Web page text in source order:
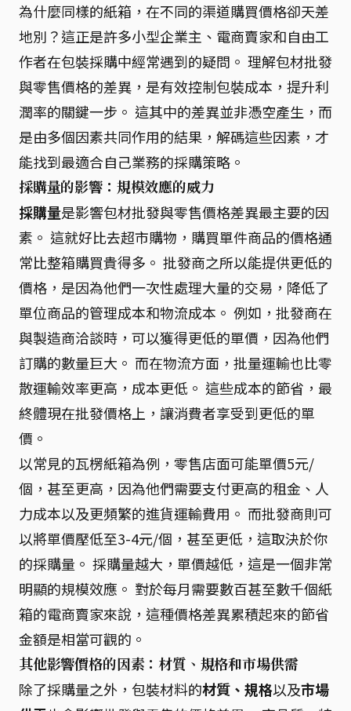
為什麼同樣的紙箱，在不同的渠道購買價格卻天差
地別？這正是許多小型企業主、電商賣家和自由工
作者在包裝採購中經常遇到的疑問。 理解包材批發
與零售價格的差異，是有效控制包裝成本，提升利
潤率的關鍵一步。 這其中的差異並非憑空產生，而
是由多個因素共同作用的結果，解碼這些因素，才
能找到最適合自己業務的採購策略。
採購量的影響：規模效應的威力
採購量是影響包材批發與零售價格差異最主要的因
素。 這就好比去超市購物，購買單件商品的價格通
常比整箱購買貴得多。 批發商之所以能提供更低的
價格，是因為他們一次性處理大量的交易，降低了
單位商品的管理成本和物流成本。 例如，批發商在
與製造商洽談時，可以獲得更低的單價，因為他們
訂購的數量巨大。 而在物流方面，批量運輸也比零
散運輸效率更高，成本更低。 這些成本的節省，最
終體現在批發價格上，讓消費者享受到更低的單
價。
以常見的瓦楞紙箱為例，零售店面可能單價5元/
個，甚至更高，因為他們需要支付更高的租金、人
力成本以及更頻繁的進貨運輸費用。 而批發商則可
以將單價壓低至3-4元/個，甚至更低，這取決於你
的採購量。 採購量越大，單價越低，這是一個非常
明顯的規模效應。 對於每月需要數百甚至數千個紙
箱的電商賣家來說，這種價格差異累積起來的節省
金額是相當可觀的。
其他影響價格的因素：材質、規格和市場供需
除了採購量之外，包裝材料的材質、規格以及市場